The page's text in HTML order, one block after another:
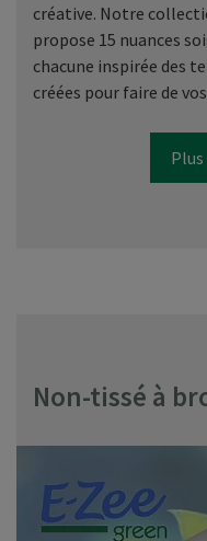
créative. Notre
propose 15 nuances
chacune inspirée des
créées pour faire de
Non-tissé à